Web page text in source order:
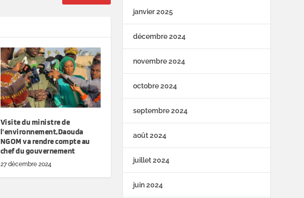
Visite du ministre de
l’environnement,Daouda
NGOM va rendre compte au
chef du gouvernement
27 décembre 2024
janvier 2025
décembre 2024
novembre 2024
octobre 2024
septembre 2024
août 2024
juillet 2024
juin 2024